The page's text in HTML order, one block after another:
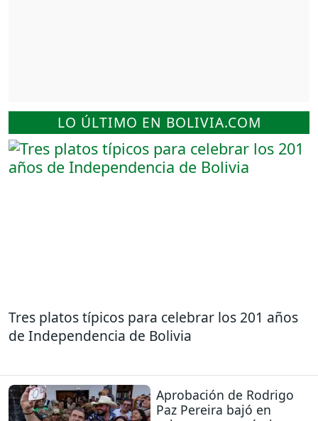
LO ÚLTIMO EN BOLIVIA.COM
Tres platos típicos para celebrar los 201 años
de Independencia de Bolivia
Aprobación de Rodrigo
Paz Pereira bajó en